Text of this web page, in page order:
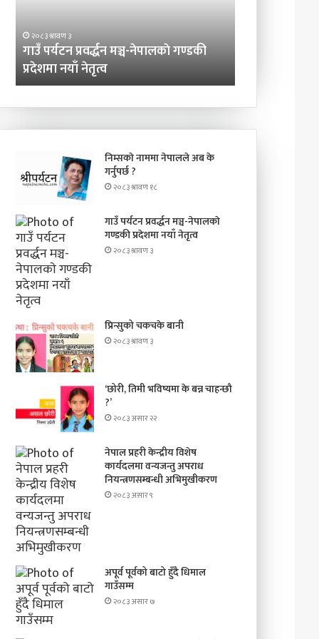
गण्डकी
प्रदेशमा
नयाँ
नेतृत्व
२०८३ श्रावण ३
गाउँ पर्यटन प्रवर्द्धन मञ्च-नेपालकाे गण्डकी
प्रदेशमा नयाँ नेतृत्व
निम्सकाे नाममा नेपालले अब के
गर्नुपर्छ ?
२०८३ श्रावण १८
गाउँ पर्यटन प्रवर्द्धन मञ्च-नेपालकाे
गण्डकी प्रदेशमा नयाँ नेतृत्व
२०८३ श्रावण ३
प्रिन्सुको चकचके बानी
२०८३ श्रावण ३
‘छोरी, तिमी भविष्यमा के बन्न चाहन्छौ
?’
२०८३ असार २२
नेपाल प्रहरी केन्द्रीय विशेष
कार्यदलमा वन्यजन्तु अपराध
नियन्त्रणसम्बन्धी अभिमुखीकरण
२०८३ असार ९
अपूर्व पूर्वको बाटो हुँदै धिमाल
गाउँसम्म
२०८३ असार ७